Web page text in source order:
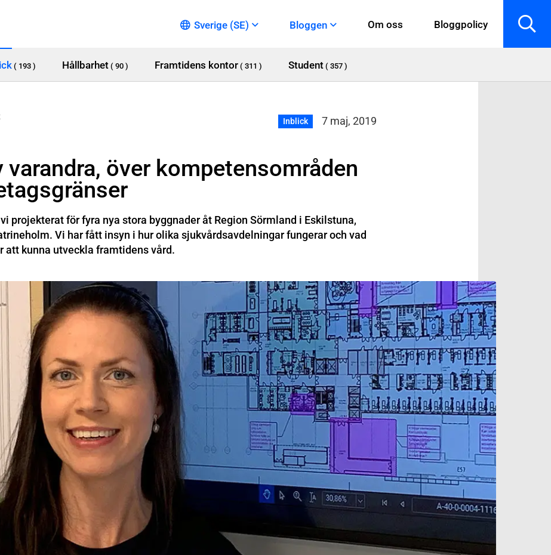
Sverige (SE) Bloggen Om oss Bloggpolicy
( 193 ) Hållbarhet ( 90 ) Framtidens kontor ( 311 ) Student ( 357 )
Inblick 7 maj, 2019
varandra, över kompetensområden
projekterat för fyra nya stora byggnader åt Region Sörmland i Eskilstuna,
Vi har fått insyn i hur olika sjukvårdsavdelningar fungerar och vad
att kunna utveckla framtidens vård.